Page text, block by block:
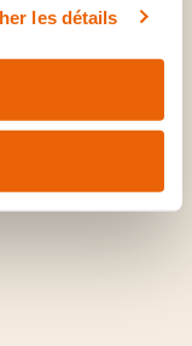
les détails